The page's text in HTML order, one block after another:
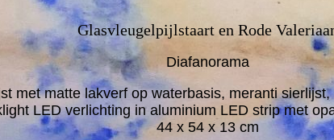
Glasvleugelpijlstaart en Rode
Diafanorama
met matte lakverf op waterbasis, meranti
LED verlichting in aluminium LED strip met
44 x 54 x 13 cm